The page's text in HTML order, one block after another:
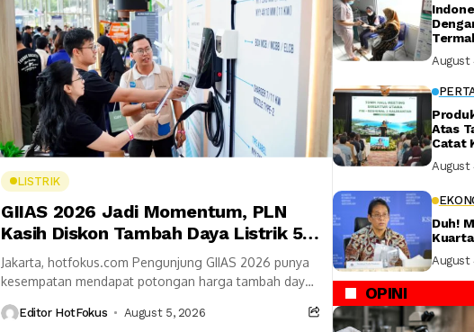
LISTRIK
GIIAS 2026 Jadi Momentum, PLN
Kasih Diskon Tambah Daya Listrik 50
Persen
Jakarta, hotfokus.com Pengunjung GIIAS 2026 punya
kesempatan mendapat potongan harga tambah daya
persen dengan kapasitas...
Editor HotFokus August 5, 2026
August
Atas
Catat
August
Duh!
August
OPINI